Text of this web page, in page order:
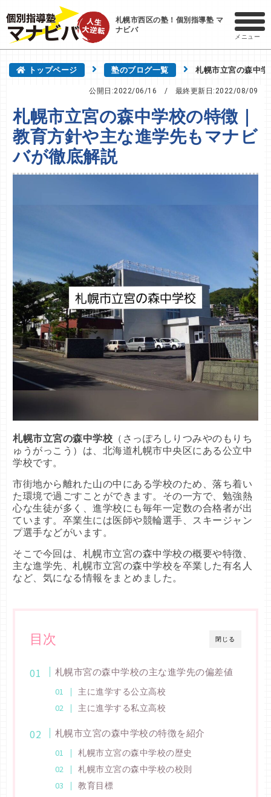
札幌市西区の塾！個別指導塾 マ
ナビバ
メニュー
トップページ 塾のブログ一覧 札幌市立宮の森中
公開日:2022/06/16 / 最終更新日:2022/08/09
札幌市立宮の森中学校の特徴｜
教育方針や主な進学先もマナビ
バが徹底解説
札幌市立宮の森中学校 （さっぽろしりつみやのもりち
ゅうがっこう）は、北海道札幌市中央区にある公立中
学校です。
市街地から離れた山の中にある学校のため、落ち着い
た環境で過ごすことができます。その一方で、勉強熱
心な生徒が多く、進学校にも毎年一定数の合格者が出
ています。卒業生には医師や競輪選手、スキージャン
プ選手などがいます。
そこで今回は、札幌市立宮の森中学校の概要や特徴、
主な進学先、札幌市立宮の森中学校を卒業した有名人
など、気になる情報をまとめました。
閉じる
目次
札幌市宮の森中学校の主な進学先の偏差値
主に進学する公立高校
主に進学する私立高校
札幌市立宮の森中学校の特徴を紹介
札幌市立宮の森中学校の歴史
札幌市立宮の森中学校の校則
教育目標